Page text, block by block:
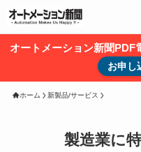
オートメーション新聞PDF
お申し
ホーム 新製品/サービス
製造業に